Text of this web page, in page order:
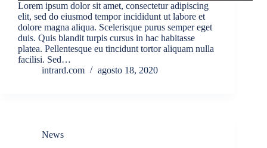
Lorem ipsum dolor sit amet, consectetur adipiscing
elit, sed do eiusmod tempor incididunt ut labore et
dolore magna aliqua. Scelerisque purus semper eget
duis. Quis blandit turpis cursus in hac habitasse
platea. Pellentesque eu tincidunt tortor aliquam nulla
facilisi. Sed…
intrard.com
agosto 18, 2020
News